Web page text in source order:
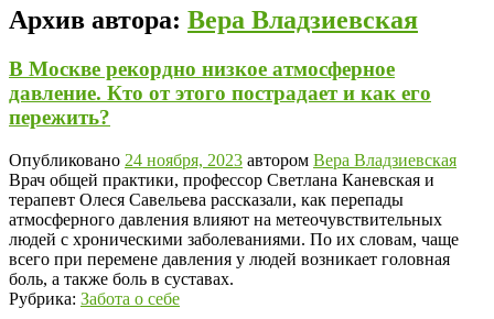
Архив автора: Вера Владзиевская
В Москве рекордно низкое атмосферное
давление. Кто от этого пострадает и как его
пережить?
Опубликовано 24 ноября, 2023 автором Вера Владзиевская
Врач общей практики, профессор Светлана Каневская и
терапевт Олеся Савельева рассказали, как перепады
атмосферного давления влияют на метеочувствительных
людей с хроническими заболеваниями. По их словам, чаще
всего при перемене давления у людей возникает головная
боль, а также боль в суставах.
Рубрика: Забота о себе